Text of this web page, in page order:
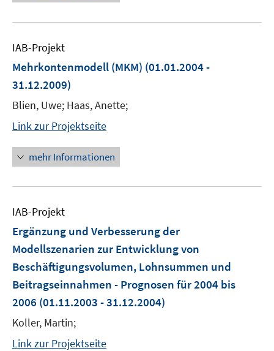
IAB-Projekt
Mehrkontenmodell (MKM) (01.01.2004 -
31.12.2009)
Blien, Uwe; Haas, Anette;
Link zur Projektseite
mehr Informationen
IAB-Projekt
Ergänzung und Verbesserung der
Modellszenarien zur Entwicklung von
Beschäftigungsvolumen, Lohnsummen und
Beitragseinnahmen - Prognosen für 2004 bis
2006 (01.11.2003 - 31.12.2004)
Koller, Martin;
Link zur Projektseite